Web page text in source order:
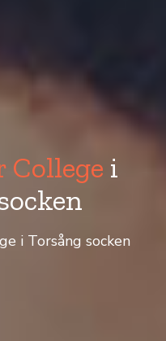
College i
i Torsång socken